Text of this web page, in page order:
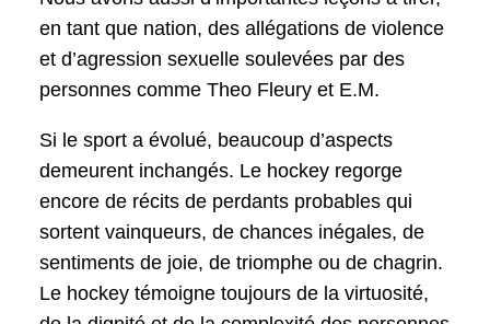
en tant que nation, des allégations de violence
et d’agression sexuelle soulevées par des
personnes comme Theo Fleury et E.M.
Si le sport a évolué, beaucoup d’aspects
demeurent inchangés. Le hockey regorge
encore de récits de perdants probables qui
sortent vainqueurs, de chances inégales, de
sentiments de joie, de triomphe ou de chagrin.
Le hockey témoigne toujours de la virtuosité,